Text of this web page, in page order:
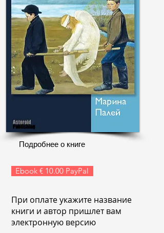
Подробнее о книге
Ebook € 10.00 PayPal
При оплате укажите название
книги и автор пришлет вам
электронную версию